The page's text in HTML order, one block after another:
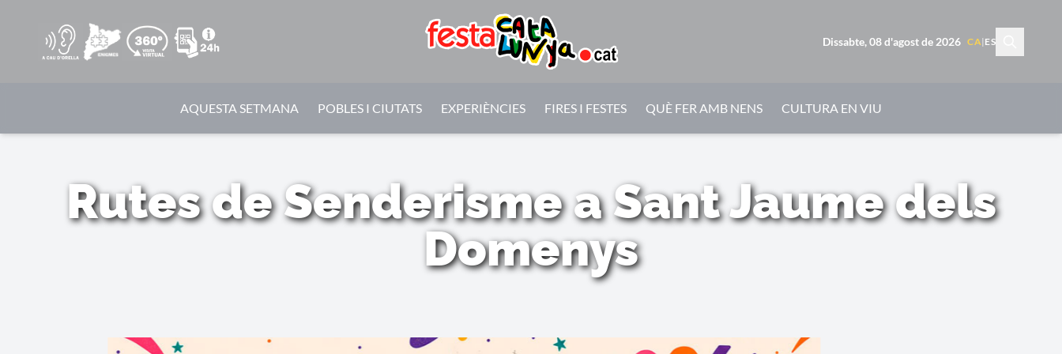
Dissabte, 08 d'agost de 2026 CA| ES
AQUESTA SETMANA POBLES I CIUTATS EXPERIÈNCIES FIRES I FESTES QUÈ FER AMB NENS CULTURA EN VIU
Rutes de Senderisme a Sant Jaume dels
Domenys